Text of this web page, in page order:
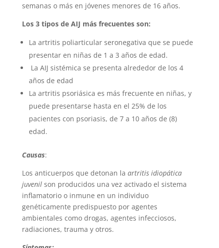
semanas o más en jóvenes menores de 16 años.
Los 3 tipos de AIJ más frecuentes son:
La artritis poliarticular seronegativa que se puede
presentar en niñas de 1 a 3 años de edad.
La AIJ sistémica se presenta alrededor de los 4
años de edad
La artritis psoriásica es más frecuente en niñas, y
puede presentarse hasta en el 25% de los
pacientes con psoriasis, de 7 a 10 años de (8)
edad.
Causas:
Los anticuerpos que detonan la artritis idiopática
juvenilson producidos una vez activado el sistema
inflamatorio o inmune en un individuo
genéticamente predispuesto por agentes
ambientales como drogas, agentes infecciosos,
radiaciones, trauma y otros.